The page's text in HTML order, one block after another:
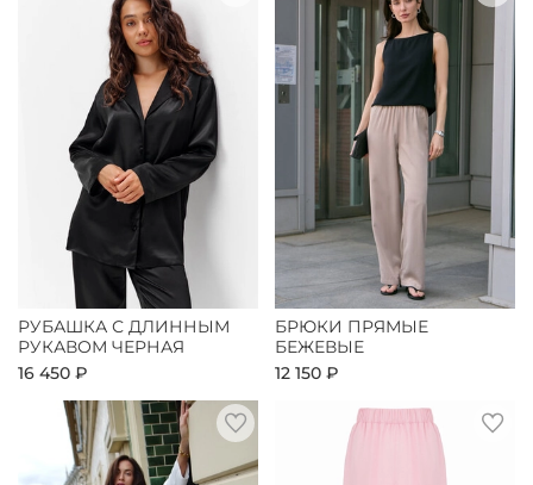
РУБАШКА С ДЛИННЫМ
РУКАВОМ ЧЕРНАЯ
16 450 ₽
БРЮКИ ПРЯМЫЕ
БЕЖЕВЫЕ
12 150 ₽